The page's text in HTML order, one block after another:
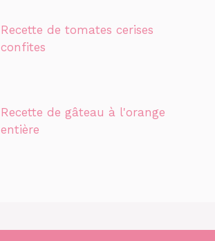
Recette de tomates cerises
confites
Recette de gâteau à l'orange
entière